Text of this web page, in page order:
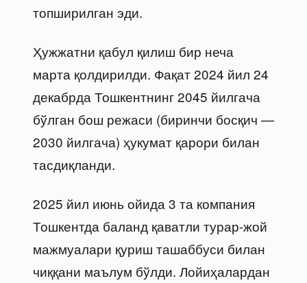
топширилган эди.
Ҳужжатни қабул қилиш бир неча
марта қолдирилди. Фақат 2024 йил 24
декабрда Тошкентнинг 2045 йилгача
бўлган бош режаси (биринчи босқич —
2030 йилгача) ҳукумат қарори билан
тасдиқланди.
2025 йил июнь ойида 3 та компания
Тошкентда баланд қаватли турар-жой
мажмуалари қуриш ташаббуси билан
чиққани маълум бўлди. Лойиҳалардан